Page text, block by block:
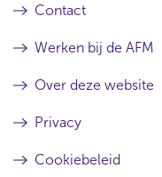
Contact
Werken bij de AFM
Over deze website
Privacy
Cookiebeleid